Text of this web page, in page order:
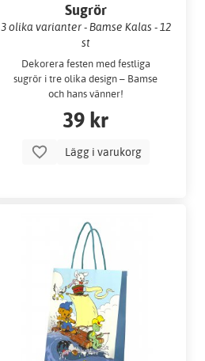
Sugrör
3 olika varianter - Bamse Kalas - 12
st
Dekorera festen med festliga
sugrör i tre olika design – Bamse
och hans vänner!
39 kr
Lägg i varukorg